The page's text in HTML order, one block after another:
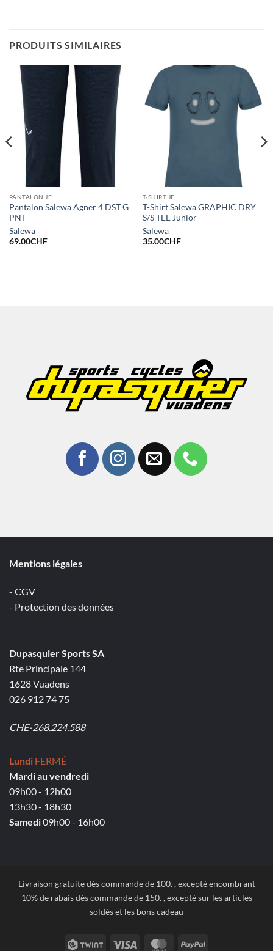
PRODUITS SIMILAIRES
PANTALON JE
Pantalon Salewa Agner 4 DST G
PNT
Salewa
69.00CHF
T-SHIRT JE
T-Shirt Salewa GRAPHIC DRY
S/S TEE Junior
Salewa
35.00CHF
Mentions légales
- CGV
- Protection des données
Dupasquier Sports SA
Rte Principale 144
1628 Vuadens
026 912 74 75
CHE-268.224.588
Lundi FERMÉ
Mardi au vendredi
09h00 - 12h00
13h30 - 18h30
Samedi09h00 - 16h00
Livraison gratuite dès commande de 100.-, excepté encombrant
10% de rabais dès commande de 150.-, excepté sur les articles
soldés et les bons cadeau
Twint Visa MasterCardPayPal